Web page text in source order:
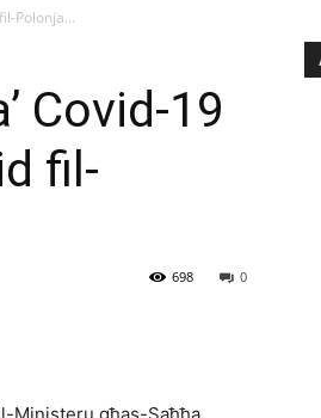
Polonja...
Covid-19
fil-
0
698